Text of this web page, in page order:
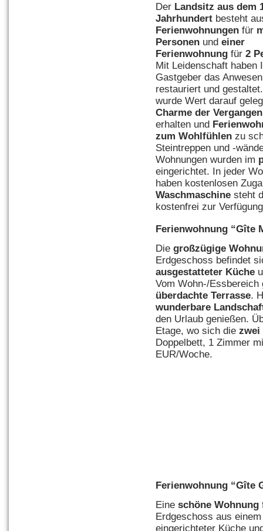
Der Landsitz aus dem
Jahrhundert besteht
Ferienwohnungen für
Personen undeiner
Ferienwohnung für2
Mit Leidenschaft haben
Gastgeber das Anwesen
restauriert und
wurde Wert darauf
Charme der
erhalten und
zum Wohlfühlen zu
Steintreppen und -
Wohnungen wurden im
eingerichtet. In jeder
haben kostenlosen
Waschmaschine steht
kostenfrei zur
Ferienwohnung “Gîte
Diegroßzügige
Erdgeschoss befindet
ausgestatteter Küche
Vom Wohn-/
überdachte Terrasse.
wunderbare
den Urlaub genießen.
Etage, wo sich diezwei
Doppelbett, 1 Zimmer
EUR/Woche.
Ferienwohnung “Gîte
Eineschöne Wohnung
Erdgeschoss aus
eingerichteter Küche